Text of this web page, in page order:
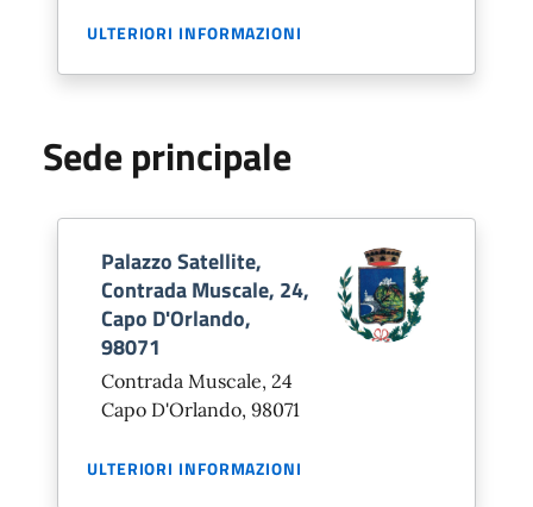
ULTERIORI INFORMAZIONI
Sede principale
Palazzo Satellite,
Contrada Muscale, 24,
Capo D'Orlando,
98071
Contrada Muscale, 24
Capo D'Orlando, 98071
ULTERIORI INFORMAZIONI